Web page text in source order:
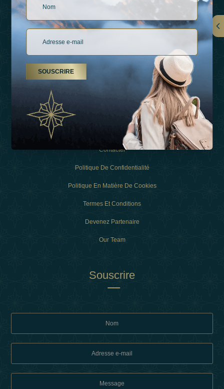
LIENS
À Propos De Nous
Types De Vacances
Contacter
Politique De Confidentialité
Politique En Matière De Cookies
Termes Et Conditions
Devenez Partenaire
Our Team
Souscrire
SOUSCRIRE